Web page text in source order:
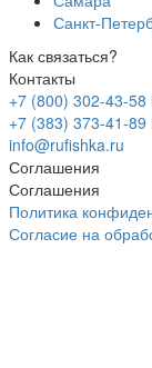
Санкт-
Как связаться?
Контакты
+7 (800) 302-43-58
+7 (383) 373-41-89
info@rufishka.ru
Соглашения
Соглашения
Политика
Согласие на